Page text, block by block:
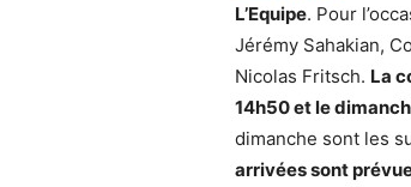
L’Equipe. Pour
Jérémy Sahakian,
Nicolas Fritsch. La
14h50 et le
dimanche sont les
arrivées sont